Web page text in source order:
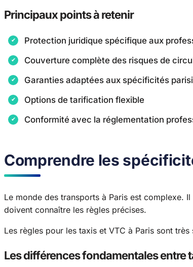
Principaux points à retenir
Protection juridique spécifique aux
Couverture complète des risques de
Garanties adaptées aux spécificités
Options de tarification flexible
Conformité avec la réglementation
Comprendre les
Le monde des transports à Paris est complexe.
doivent connaître les règles précises.
Les règles pour les taxis et VTC à Paris sont
Les différences fondamentales entre